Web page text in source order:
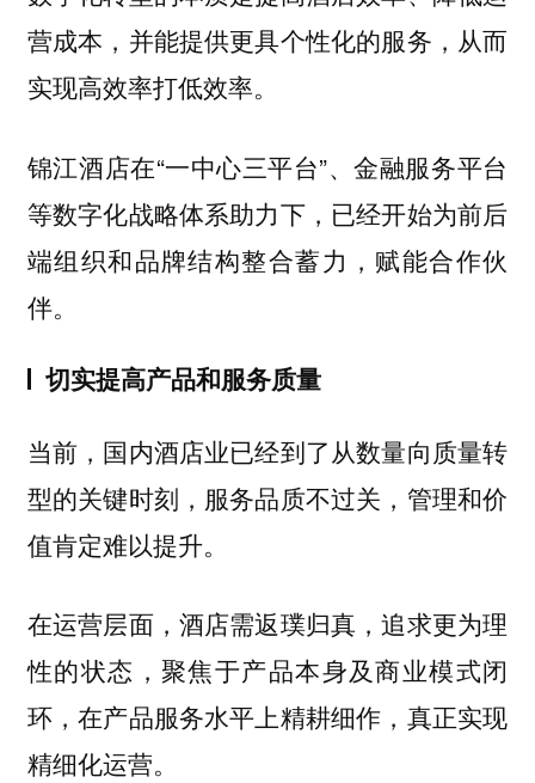
营成本，并能提供更具个性化的服务，从而
实现高效率打低效率。
锦江酒店在“一中心三平台”、金融服务平台
等数字化战略体系助力下，已经开始为前后
端组织和品牌结构整合蓄力，赋能合作伙
伴。
切实提高产品和服务质量
当前，国内酒店业已经到了从数量向质量转
型的关键时刻，服务品质不过关，管理和价
值肯定难以提升。
在运营层面，酒店需返璞归真，追求更为理
性的状态，聚焦于产品本身及商业模式闭
环，在产品服务水平上精耕细作，真正实现
精细化运营。